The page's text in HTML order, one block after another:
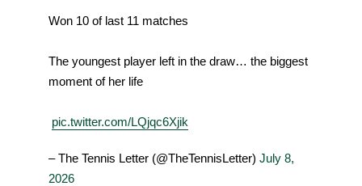
Won 10 of last 11 matches
The youngest player left in the draw… the biggest
moment of her life
pic.twitter.com/LQjqc6Xjik
– The Tennis Letter (@TheTennisLetter) July 8,
2026